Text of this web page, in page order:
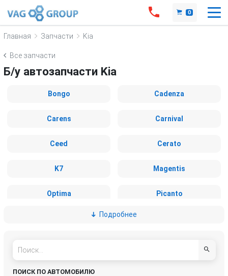
0
Главная Запчасти Kia
Все запчасти
Б/у автозапчасти Kia
Bongo Cadenza
Carens Carnival
Ceed Cerato
K7 Magentis
Optima Picanto
Sportage
Подробнее
ПОИСК ПО АВТОМОБИЛЮ